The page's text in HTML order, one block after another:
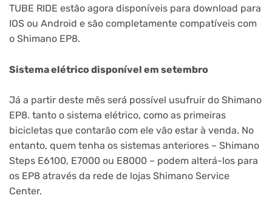
TUBE RIDE estão agora disponíveis para download para
IOS ou Android e são completamente compatíveis com
o Shimano EP8.
Sistema elétrico disponível em setembro
Já a partir deste mês será possível usufruir do Shimano
EP8. tanto o sistema elétrico, como as primeiras
bicicletas que contarão com ele vão estar à venda. No
entanto, quem tenha os sistemas anteriores – Shimano
Steps E6100, E7000 ou E8000 – podem alterá-los para
os EP8 através da rede de lojas Shimano Service
Center.